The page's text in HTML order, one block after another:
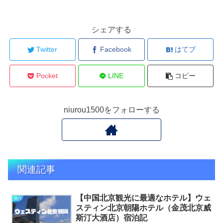
シェアする
Twitter Facebook はてブ
Pocket LINE コピー
niurou1500をフォローする
関連記事
旅行
【中国北京観光に最適なホテル】ウェ
スティン北京朝陽ホテル（金茂北京威
斯汀大酒店）宿泊記